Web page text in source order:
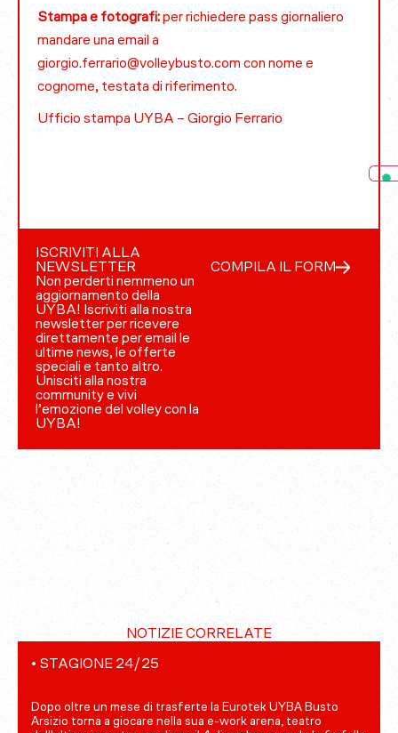
Stampa e fotografi:per richiedere pass giornaliero
mandare una email a
giorgio.ferrario@volleybusto.com con nome e
cognome, testata di riferimento.
Ufficio stampa UYBA – Giorgio Ferrario
ISCRIVITI ALLA
NEWSLETTER
Non perderti nemmeno un
aggiornamento della
UYBA! Iscriviti alla nostra
newsletter per ricevere
direttamente per email le
ultime news, le offerte
speciali e tanto altro.
Unisciti alla nostra
community e vivi
l’emozione del volley con la
UYBA!
COMPILA IL FORM
NOTIZIE CORRELATE
• STAGIONE 24/25
Dopo oltre un mese di trasferte la Eurotek UYBA Busto
Arsizio torna a giocare nella sua e-work arena, teatro